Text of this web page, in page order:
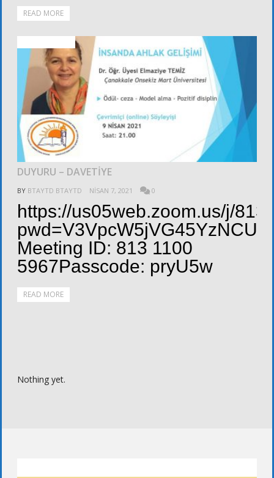
READ MORE
DUYURU – DAVETİYE
BY BTAYTD BTAYTD NISAN 7, 2021 0
https://us05web.zoom.us/j/
Meeting ID: 813 1100
5967Passcode: pryU5w
READ MORE
Nothing yet.